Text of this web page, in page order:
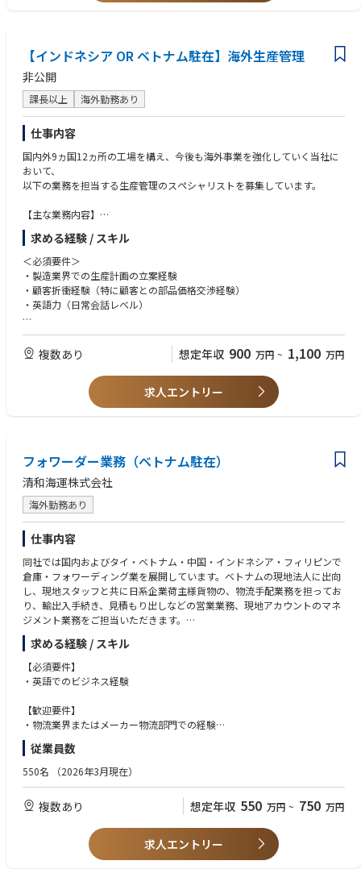
■海外購買の特徴
購買方針として、現地での調達がメインでお客様にとって最良の品質、コ
スト、納期（QCD）を兼ね備えた部品を提案することを重視しておりま
す。
また、上記に加えて、香港／マレーシア／日本の国際購買部門との連携に
より、最適な部品調達及び提案を実施しております。
■キャリアパス
他の海外工場の購買担当、本ポジション領域のスペシャリスト、購買部の
＜求める人物像＞
・社内外のネットワークを積極的に広げていこうという気持ちを持ってい
る方
・赴任先のルールや文化を理解して適応、順応していく力を持っている方
【インドネシア OR ベトナム駐在】海外生産管理
非公開
課長以上 海外勤務あり
仕事内容
国内外9ヵ国12ヵ所の工場を構え、今後も海外事業を強化していく当社に
おいて、
以下の業務を担当する生産管理のスペシャリストを募集しています。
【主な業務内容】
・生産管理業務全般（生産計画の立案から出荷管理までの実行管理、物流
管理・改善など）
・現地ローカルスタッフの指導・育成・マネジメント
（部品の調達スケジュールの策定、製造工程管理、品質管理、納期管理な
ど、現地での業務に対する管理と指導）
・顧客折衝（納期管理・生産調整・価格交渉・コスト関連の折衝）
ご入社後は、国内工場(高松工場もしくは松山工場)での座学及びOJTトレ
ーニングを予定しております。
研修期間は1ヶ月～3カ月程度です。ご本人のスキル・ご経験・習熟度によ
り研修期間は異なります。
求める経験 / スキル
＜必須要件＞
・製造業界での生産計画の立案経験
・顧客折衝経験（特に顧客との部品価格交渉経験）
・英語力（日常会話レベル）
＜歓迎要件＞
・海外勤務(長期出張もしくは駐在)のご経験
複数あり 想定年収 900 万円 ~ 1,100 万円
求人エントリー
フォワーダー業務（ベトナム駐在）
清和海運株式会社
海外勤務あり
仕事内容
同社では国内およびタイ・ベトナム・中国・インドネシア・フィリピンで
倉庫・フォワーディング業を展開しています。ベトナムの現地法人に出向
し、現地スタッフと共に日系企業荷主様貨物の、物流手配業務を担ってお
り、輸出入手続き、見積もり出しなどの営業業務、現地アカウントのマネ
ジメント業務をご担当いただきます。
【入社後の流れ】
はじめの3か月程度は静岡本社での打合せや担当顧客顔合わせ静岡県内の
倉庫拠点の状況確認をして頂いた後、海外に赴任頂く予定です。
求める経験 / スキル
【必須要件】
・英語でのビジネス経験
【歓迎要件】
・物流業界またはメーカー物流部門での経験
・ベトナム駐在経験
従業員数
550名 （2026年3月現在）
複数あり 想定年収 550 万円 ~ 750 万円
求人エントリー